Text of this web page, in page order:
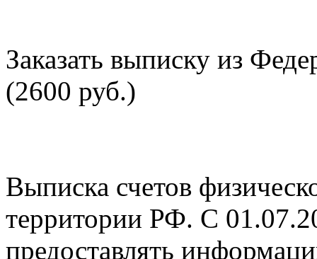
Заказать выписку из
(2600 руб.)
Выписка счетов
территории РФ. С
предоставлять